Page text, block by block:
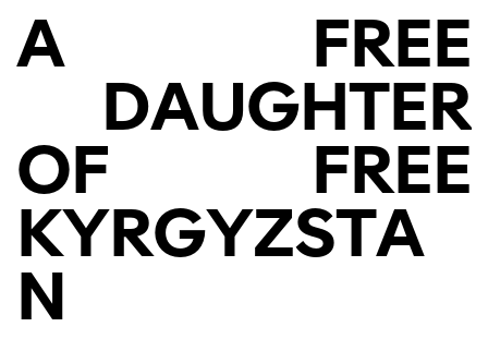
A FREE
DAUGHTER
OF FREE
KYRGYZSTA
N